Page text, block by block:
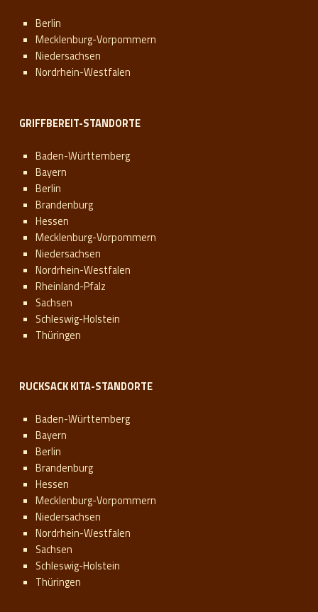
Berlin
Mecklenburg-Vorpommern
Niedersachsen
Nordrhein-Westfalen
GRIFFBEREIT-STANDORTE
Baden-Württemberg
Bayern
Berlin
Brandenburg
Hessen
Mecklenburg-Vorpommern
Niedersachsen
Nordrhein-Westfalen
Rheinland-Pfalz
Sachsen
Schleswig-Holstein
Thüringen
RUCKSACK KITA-STANDORTE
Baden-Württemberg
Bayern
Berlin
Brandenburg
Hessen
Mecklenburg-Vorpommern
Niedersachsen
Nordrhein-Westfalen
Sachsen
Schleswig-Holstein
Thüringen